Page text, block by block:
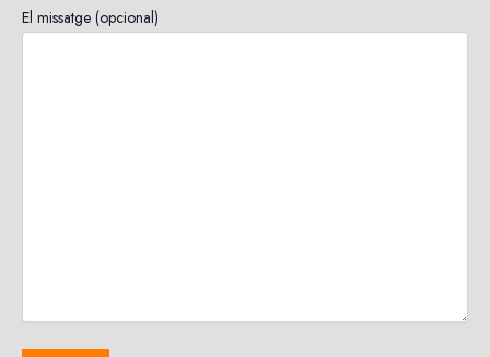
El missatge (opcional)